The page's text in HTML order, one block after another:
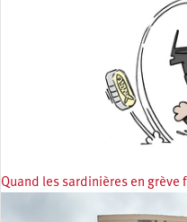
Quand les sardinières en grève